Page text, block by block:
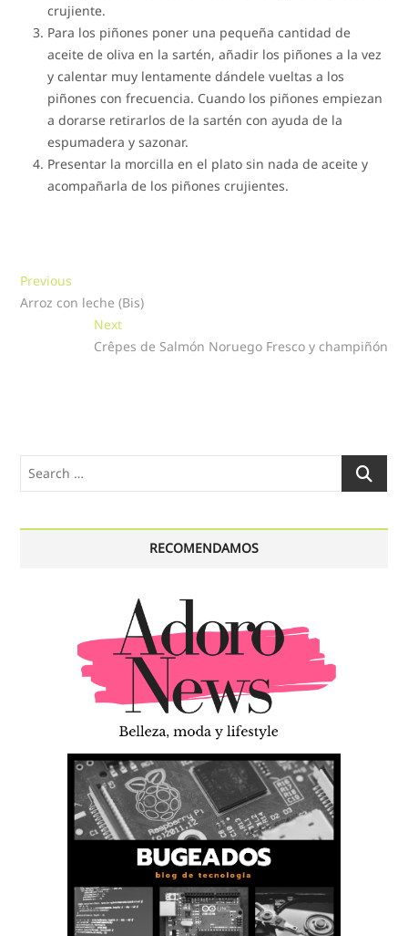
crujiente.
Para los piñones poner una pequeña cantidad de
aceite de oliva en la sartén, añadir los piñones a la vez
y calentar muy lentamente dándele vueltas a los
piñones con frecuencia. Cuando los piñones empiezan
a dorarse retirarlos de la sartén con ayuda de la
espumadera y sazonar.
Presentar la morcilla en el plato sin nada de aceite y
acompañarla de los piñones crujientes.
Navegación
de
entradas
Previous
post:
Arroz con leche (Bis)
NextNext
post:
Crêpes de Salmón Noruego Fresco y champiñón
Search
RECOMENDAMOS